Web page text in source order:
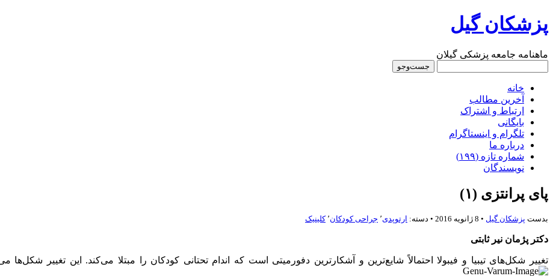
پزشکان گیل
ماهنامه جامعه پزشکی گیلان
خانه
آخرین مطالب
ارتباط و اشتراک
بایگانی
تلگرام و اینستاگرام
درباره‌ ما
شماره‌‌ تازه (۱۹۹)
نویسندگان
پای پرانتزی (۱)
بدست پزشكان گيل • 8 ژانویه 2016 • دسته: ارتوپدی٬ جراحی کودکان٬ کلینیک
دکتر پژمان نیر ثابتی
تغییر شکل‌های تیبیا و فیبولا احتمالاً شایع‌ترین و آشکارترین دفورمیتی است که اندام تحتانی کودکان را مبتلا می‌کند. این تغییر شکل‌ها